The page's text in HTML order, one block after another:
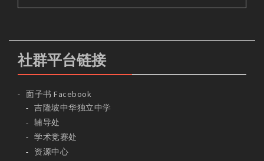
社群平台链接
面子书 Facebook
吉隆坡中华独立中学
辅导处
学术竞赛处
资源中心